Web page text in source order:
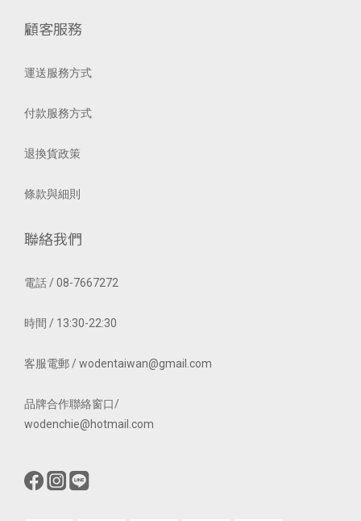
顧客服務
運送服務方式
付款服務方式
退換貨政策
條款與細則
聯絡我們
電話 / 08-7667272
時間 / 13:30-22:30
客服電郵 / wodentaiwan@gmail.com
品牌合作聯絡窗口/
wodenchie@hotmail.com